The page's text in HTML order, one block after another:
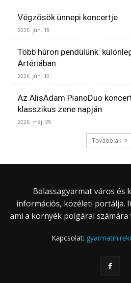
Végzősök ünnepi koncertje
2026. jún. 18.
Több húron pendülünk:
Artériában
2026. jún. 10.
Az AlisAdam PianoDuo
klasszikus zene napján
2026. máj. 29.
Továbbiak
Balassagyarmat város és
információs, közéleti portálja.
ami a környék polgárai
Kapcsolat: